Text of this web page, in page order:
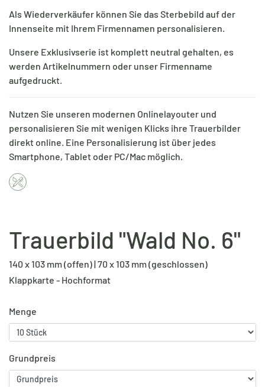
Als Wiederverkäufer können Sie das Sterbebild auf der
Innenseite mit Ihrem Firmennamen personalisieren.
Unsere Exklusivserie ist komplett neutral gehalten, es
werden Artikelnummern oder unser Firmenname
aufgedruckt.
Nutzen Sie unseren modernen Onlinelayouter und
personalisieren Sie mit wenigen Klicks ihre Trauerbilder
direkt online. Eine Personalisierung ist über jedes
Smartphone, Tablet oder PC/Mac möglich.
Trauerbild "Wald No. 6"
140 x 103 mm (offen) | 70 x 103 mm (geschlossen)
Klappkarte - Hochformat
Menge
Grundpreis